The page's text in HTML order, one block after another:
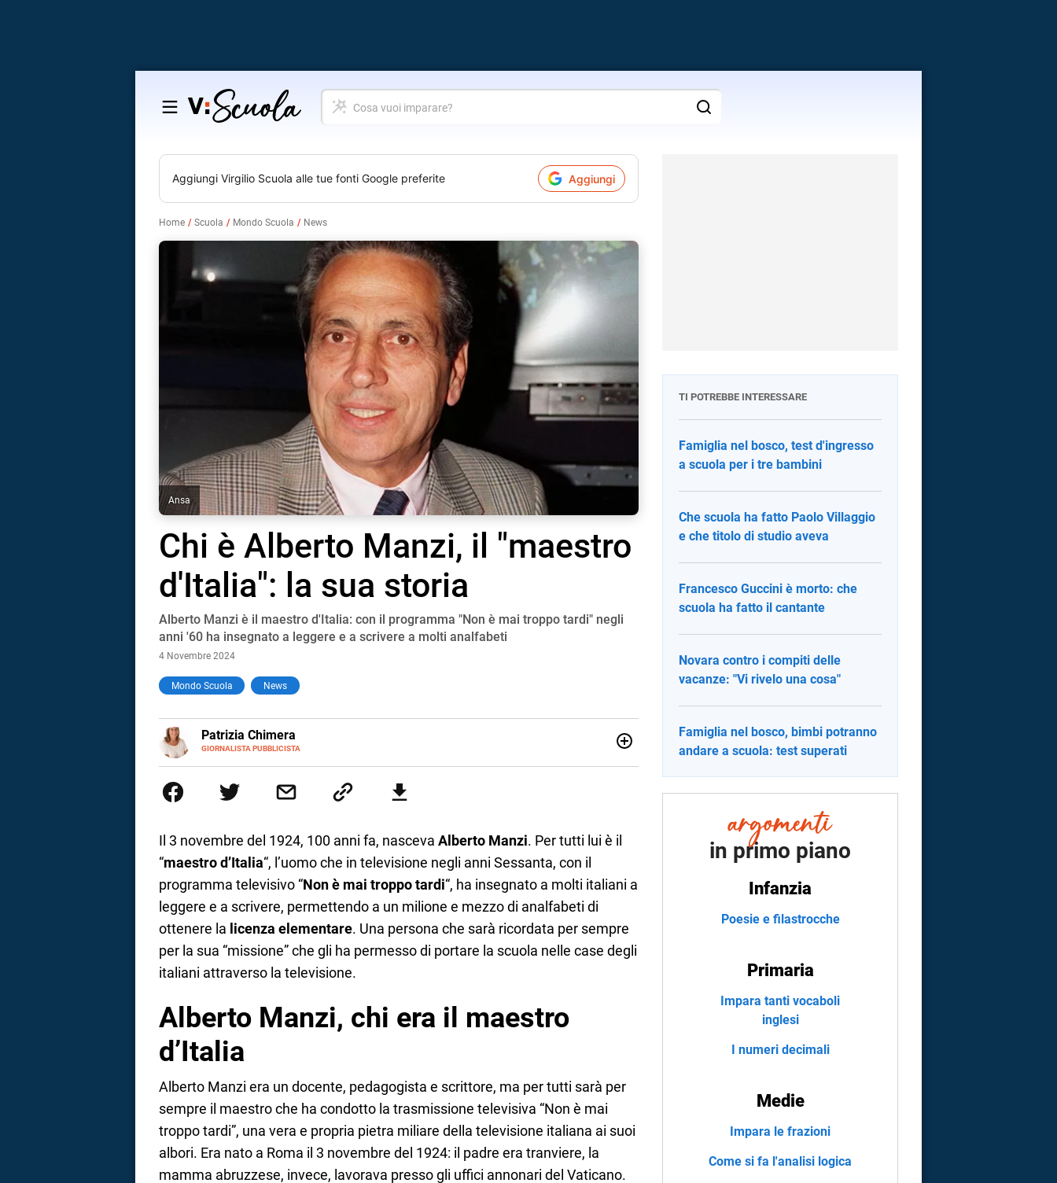
Salta
contenuto
Cosa
vuoi
Aggiungi Virgilio Scuola alle tue fonti Google preferite Aggiungi
Home Scuola Mondo Scuola News
Ansa
Chi è Alberto Manzi, il "maestro
d'Italia": la sua storia
Alberto Manzi è il maestro d'Italia: con il programma "Non è mai troppo tardi" negli
anni '60 ha insegnato a leggere e a scrivere a molti analfabeti
4 Novembre 2024
Mondo Scuola News
Patrizia Chimera
GIORNALISTA PUBBLICISTA
E-
MAIL
LINKEDIN
comunicazione specializzandosi nella scrittura di articoli sul mondo scolastico.
Il 3 novembre del 1924, 100 anni fa, nasceva Alberto Manzi. Per tutti lui è il
“maestro d’Italia“, l’uomo che in televisione negli anni Sessanta, con il
programma televisivo “Non è mai troppo tardi“, ha insegnato a molti italiani a
leggere e a scrivere, permettendo a un milione e mezzo di analfabeti di
ottenere la licenza elementare. Una persona che sarà ricordata per sempre
per la sua “missione” che gli ha permesso di portare la scuola nelle case degli
italiani attraverso la televisione.
Alberto Manzi, chi era il maestro
d’Italia
Alberto Manzi era un docente, pedagogista e scrittore, ma per tutti sarà per
sempre il maestro che ha condotto la trasmissione televisiva “Non è mai
troppo tardi”, una vera e propria pietra miliare della televisione italiana ai suoi
albori. Era nato a Roma il 3 novembre del 1924: il padre era tranviere, la
mamma abruzzese, invece, lavorava presso gli uffici annonari del Vaticano.
TI POTREBBE INTERESSARE
Famiglia nel bosco, test d'ingresso
a scuola per i tre bambini
Che scuola ha fatto Paolo Villaggio
e che titolo di studio aveva
Francesco Guccini è morto: che
scuola ha fatto il cantante
Novara contro i compiti delle
vacanze: "Vi rivelo una cosa"
Famiglia nel bosco, bimbi potranno
andare a scuola: test superati
in primo piano
Infanzia
Poesie e filastrocche
Primaria
Impara tanti vocaboli
inglesi
I numeri decimali
Medie
Impara le frazioni
Come si fa l'analisi logica